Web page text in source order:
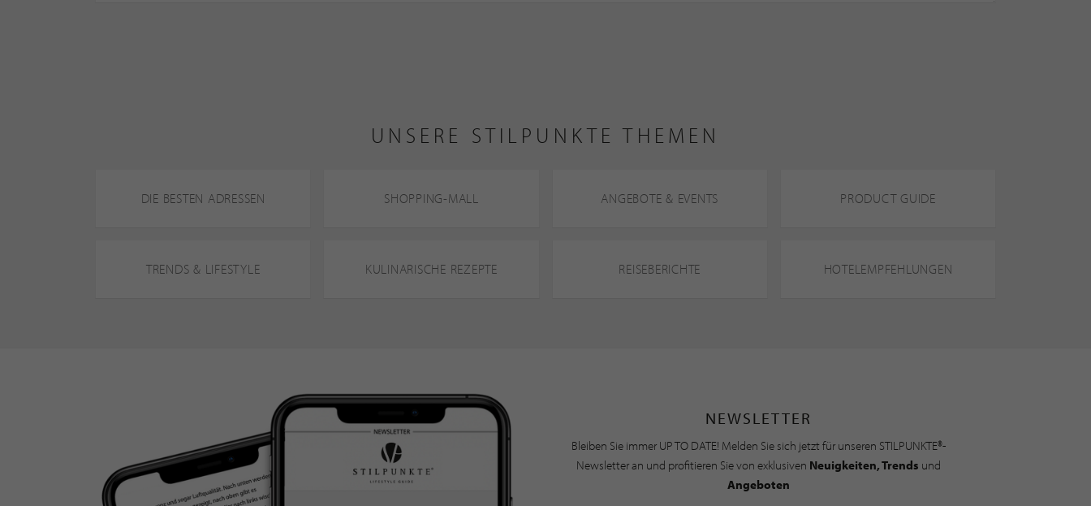
UNSERE STILPUNKTE THEMEN
DIE BESTEN ADRESSEN SHOPPING-MALL ANGEBOTE & EVENTS PRODUCT GUIDE
TRENDS & LIFESTYLE KULINARISCHE REZEPTE REISEBERICHTE HOTELEMPFEHLUNGEN
NEWSLETTER
Bleiben Sie immer UP TO DATE! Melden Sie sich jetzt für unseren STILPUNKTE®-
Newsletter an und profitieren Sie von exklusiven Neuigkeiten, Trends und
Angeboten